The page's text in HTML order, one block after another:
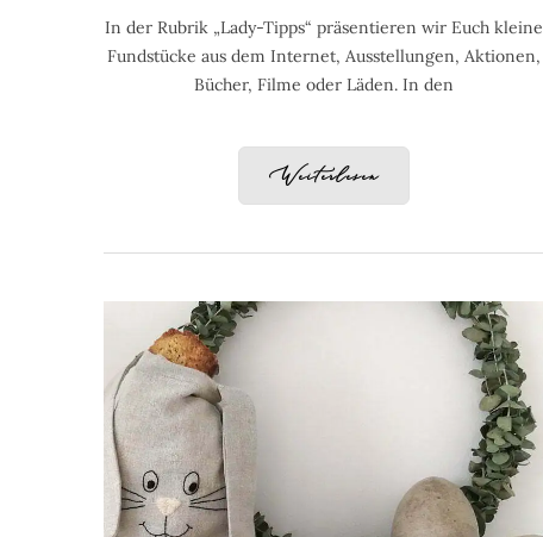
In der Rubrik „Lady-Tipps“ präsentieren wir Euch kleine
Fundstücke aus dem Internet, Ausstellungen, Aktionen,
Bücher, Filme oder Läden. In den
Weiterlesen